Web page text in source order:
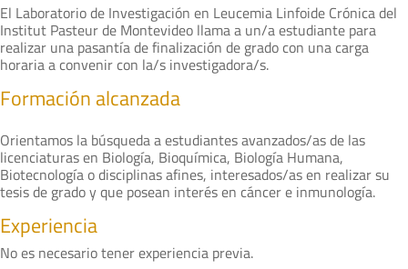
El Laboratorio de Investigación en Leucemia Linfoide Crónica del
Institut Pasteur de Montevideo llama a un/a estudiante para
realizar una pasantía de finalización de grado con una carga
horaria a convenir con la/s investigadora/s.
Formación alcanzada
Orientamos la búsqueda a estudiantes avanzados/as de las
licenciaturas en Biología, Bioquímica, Biología Humana,
Biotecnología o disciplinas afines, interesados/as en realizar su
tesis de grado y que posean interés en cáncer e inmunología.
Experiencia
No es necesario tener experiencia previa.